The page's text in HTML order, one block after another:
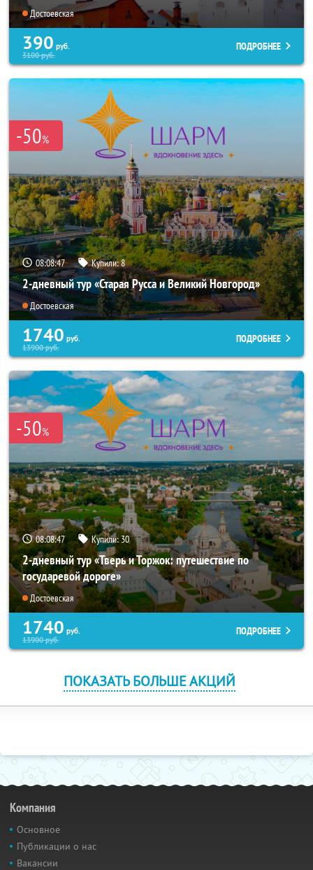
Достоевская
390 руб.
3100руб.
ПОДРОБНЕЕ
-50%
08:08:46 Купили:8
2-дневный тур «Старая Русса и Великий Новгород»
Достоевская
1740 руб.
13900руб.
ПОДРОБНЕЕ
-50%
08:08:46 Купили:30
2-дневный тур «Тверь и Торжок: путешествие по
государевой дороге»
Достоевская
1740 руб.
13900руб.
ПОДРОБНЕЕ
ПОКАЗАТЬ БОЛЬШЕ АКЦИЙ
Компания
Основное
Публикации о нас
Вакансии